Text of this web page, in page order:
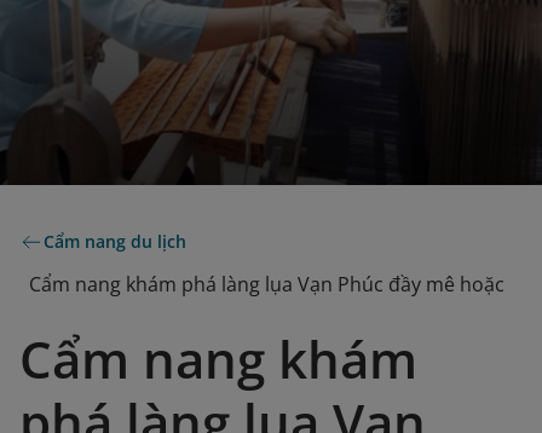
Cẩm nang du lịch
Cẩm nang khám phá làng lụa Vạn Phúc đầy mê hoặc
Cẩm nang khám